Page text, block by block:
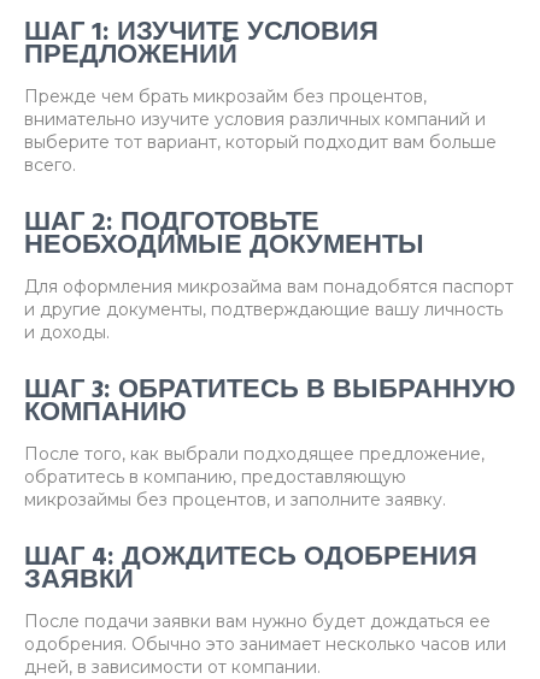
ШАГ 1: ИЗУЧИТЕ УСЛОВИЯ
ПРЕДЛОЖЕНИЙ
Прежде чем брать микрозайм без процентов,
внимательно изучите условия различных компаний и
выберите тот вариант, который подходит вам больше
всего.
ШАГ 2: ПОДГОТОВЬТЕ
НЕОБХОДИМЫЕ ДОКУМЕНТЫ
Для оформления микрозайма вам понадобятся паспорт
и другие документы, подтверждающие вашу личность
и доходы.
ШАГ 3: ОБРАТИТЕСЬ В ВЫБРАННУЮ
КОМПАНИЮ
После того, как выбрали подходящее предложение,
обратитесь в компанию, предоставляющую
микрозаймы без процентов, и заполните заявку.
ШАГ 4: ДОЖДИТЕСЬ ОДОБРЕНИЯ
ЗАЯВКИ
После подачи заявки вам нужно будет дождаться ее
одобрения. Обычно это занимает несколько часов или
дней, в зависимости от компании.